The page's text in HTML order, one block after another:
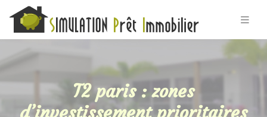
T2 paris : zones
d’investissement prioritaires